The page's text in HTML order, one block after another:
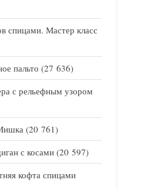
спицами. Мастер класс
пальто (27 636)
с рельефным узором
(20 761)
с косами (20 597)
кофта спицами